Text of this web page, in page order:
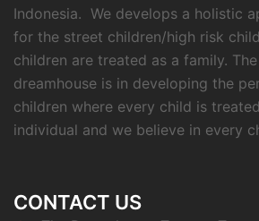
Indonesia. We develops a holistic
for the street children/high risk
children are treated as a family.
dreamhouse is in developing the
children where every child is
individual and we believe in every
CONTACT US